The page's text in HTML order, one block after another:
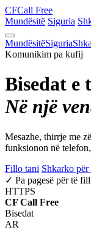
CFCall Free
Mundësitë Siguria
MundësitëSiguria
Komunikim pa kufij
Bisedat e
Në një
Mesazhe, thirrje me
funksionon në
Fillo tani Shkarko
✓ Pa pagesë për të
HTTPS
CF Call Free
Bisedat
AR